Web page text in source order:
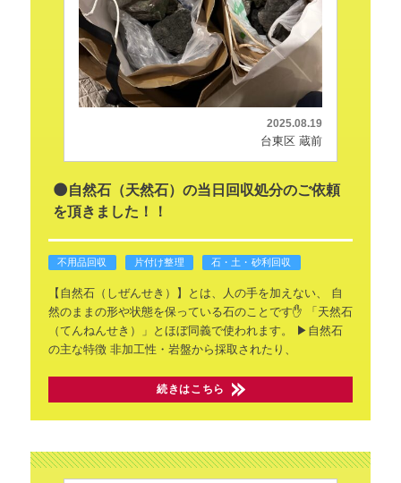
2025.08.19
台東区 蔵前
🌑自然石（天然石）の当日回収処分のご依頼
を頂きました！！
不用品回収 片付け整理 石・土・砂利回収
【自然石（しぜんせき）】とは、人の手を加えない、
自
然のままの形や状態を保っている石のことです✋ 「天然石
（てんねんせき）」とほぼ同義で使われます。
▶自然石
の主な特徴非加工性・岩盤から採取されたり、
続きはこちら